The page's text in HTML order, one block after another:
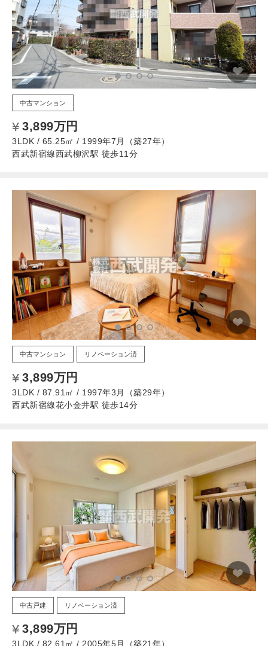
中古マンション
3,899万円
3LDK / 65.25㎡ / 1999年7月（築27年）
西武新宿線西武柳沢駅 徒歩11分
中古マンション リノベーション済
3,899万円
3LDK / 87.91㎡ / 1997年3月（築29年）
西武新宿線花小金井駅 徒歩14分
中古戸建 リノベーション済
3,899万円
3LDK / 82.61㎡ / 2005年5月（築21年）